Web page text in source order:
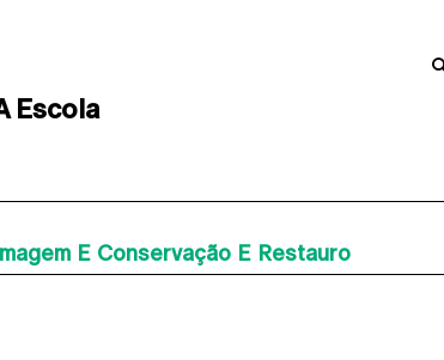
Escola
E Conservação E Restauro